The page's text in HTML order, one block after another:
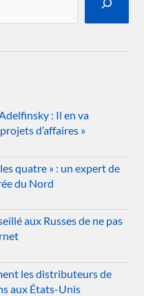
: Il en va
d’affaires »
quatre » : un expert de
du Nord
aux Russes de ne pas
les distributeurs de
aux États-Unis